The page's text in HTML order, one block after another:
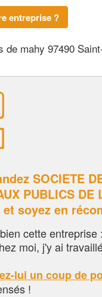
entreprise ?
de mahy 97490
SOCIETE
PUBLICS DE
et soyez en
cette entreprise
moi, j'y ai
lui un coup de
!